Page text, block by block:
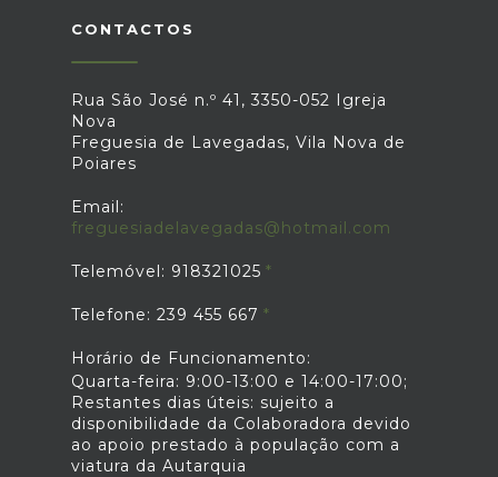
CONTACTOS
Rua São José n.º 41, 3350-052 Igreja
Nova
Freguesia de Lavegadas, Vila Nova de
Poiares
Email:
freguesiadelavegadas@hotmail.com
Telemóvel: 918321025
Telefone: 239 455 667
Horário de Funcionamento:
Quarta-feira: 9:00-13:00 e 14:00-17:00;
Restantes dias úteis: sujeito a
disponibilidade da Colaboradora devido
ao apoio prestado à população com a
viatura da Autarquia